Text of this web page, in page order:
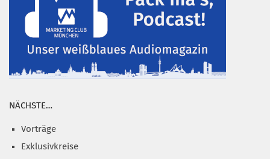
NÄCHSTE…
Vorträge
Exklusivkreise